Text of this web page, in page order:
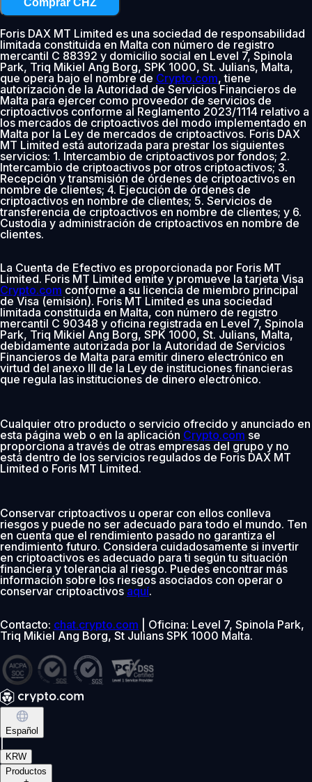
Foris DAX MT Limited es una sociedad de responsabilidad
limitada constituida en Malta con número de registro
mercantil C 88392 y domicilio social en Level 7, Spinola
Park, Triq Mikiel Ang Borg, SPK 1000, St. Julians, Malta,
que opera bajo el nombre de Crypto.com, tiene
autorización de la Autoridad de Servicios Financieros de
Malta para ejercer como proveedor de servicios de
criptoactivos conforme al Reglamento 2023/1114 relativo a
los mercados de criptoactivos del modo implementado en
Malta por la Ley de mercados de criptoactivos. Foris DAX
MT Limited está autorizada para prestar los siguientes
servicios: 1. Intercambio de criptoactivos por fondos; 2.
Intercambio de criptoactivos por otros criptoactivos; 3.
Recepción y transmisión de órdenes de criptoactivos en
nombre de clientes; 4. Ejecución de órdenes de
criptoactivos en nombre de clientes; 5. Servicios de
transferencia de criptoactivos en nombre de clientes; y 6.
Custodia y administración de criptoactivos en nombre de
clientes.
La Cuenta de Efectivo es proporcionada por Foris MT
Limited. Foris MT Limited emite y promueve la tarjeta Visa
Crypto.com conforme a su licencia de miembro principal
de Visa (emisión). Foris MT Limited es una sociedad
limitada constituida en Malta, con número de registro
mercantil C 90348 y oficina registrada en Level 7, Spinola
Park, Triq Mikiel Ang Borg, SPK 1000, St. Julians, Malta,
debidamente autorizada por la Autoridad de Servicios
Financieros de Malta para emitir dinero electrónico en
virtud del anexo III de la Ley de instituciones financieras
que regula las instituciones de dinero electrónico.
Cualquier otro producto o servicio ofrecido y anunciado en
esta página web o en la aplicación Crypto.com se
proporciona a través de otras empresas del grupo y no
está dentro de los servicios regulados de Foris DAX MT
Limited o Foris MT Limited.
Conservar criptoactivos u operar con ellos conlleva
riesgos y puede no ser adecuado para todo el mundo. Ten
en cuenta que el rendimiento pasado no garantiza el
rendimiento futuro. Considera cuidadosamente si invertir
en criptoactivos es adecuado para ti según tu situación
financiera y tolerancia al riesgo. Puedes encontrar más
información sobre los riesgos asociados con operar o
conservar criptoactivos aquí.
Contacto: chat.crypto.com | Oficina: Level 7, Spinola Park,
Triq Mikiel Ang Borg, St Julians SPK 1000 Malta.
Español
KRW
Productos